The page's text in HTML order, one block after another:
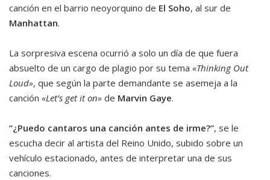
canción en el barrio neoyorquino de El Soho, al sur de
Manhattan.
La sorpresiva escena ocurrió a solo un día de que fuera
absuelto de un cargo de plagio por su tema «Thinking Out
Loud», que según la parte demandante se asemeja a la
canción «Let’s get it on» de Marvin Gaye.
“¿Puedo cantaros una canción antes de irme?”, se le
escucha decir al artista del Reino Unido, subido sobre un
vehículo estacionado, antes de interpretar una de sus
canciones.